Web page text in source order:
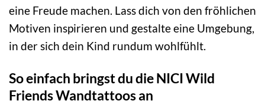
eine Freude machen. Lass dich von den fröhlichen
Motiven inspirieren und gestalte eine Umgebung,
in der sich dein Kind rundum wohlfühlt.
So einfach bringst du die NICI Wild
Friends Wandtattoos an